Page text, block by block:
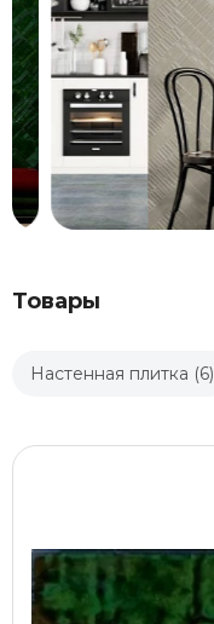
Товары
Настенная плитка (6)